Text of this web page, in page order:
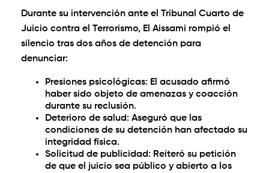
Durante su intervención ante el Tribunal Cuarto de
Juicio contra el Terrorismo, El Aissami rompió el
silencio tras dos años de detención para
denunciar:
Presiones psicológicas: El acusado afirmó
haber sido objeto de amenazas y coacción
durante su reclusión.
Deterioro de salud: Aseguró que las
condiciones de su detención han afectado su
integridad física.
Solicitud de publicidad: Reiteró su petición
de que el juicio sea público y abierto a los